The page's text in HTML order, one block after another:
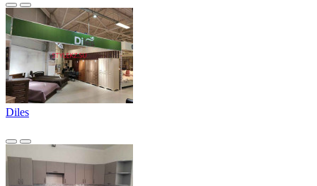
Diles